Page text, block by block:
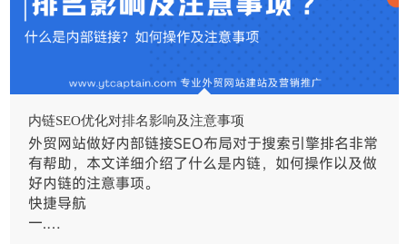
内链SEO优化对排名影响及注意事项
外贸网站做好内部链接SEO布局对于搜索引擎排名非常
有帮助，本文详细介绍了什么是内链，如何操作以及做
好内链的注意事项。
快捷导航
一.…